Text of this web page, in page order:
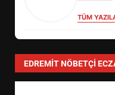
TÜM
EDREMIT NÖBETÇI
3